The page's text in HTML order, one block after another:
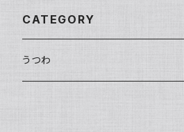
CATEGORY
うつわ